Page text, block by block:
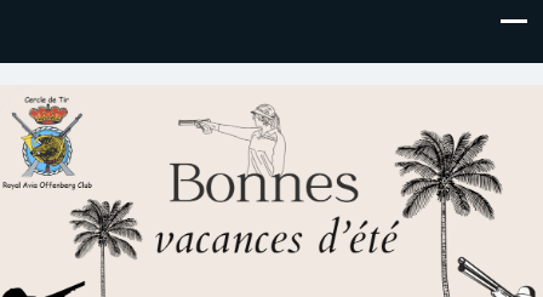
Royal AOC Florennes
Section TIR de l'AVIA